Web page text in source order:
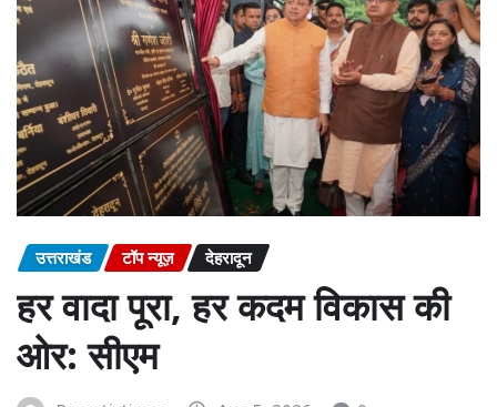
उत्तराखंड टॉप न्यूज़ देहरादून
हर वादा पूरा, हर कदम विकास की
ओर: सीएम